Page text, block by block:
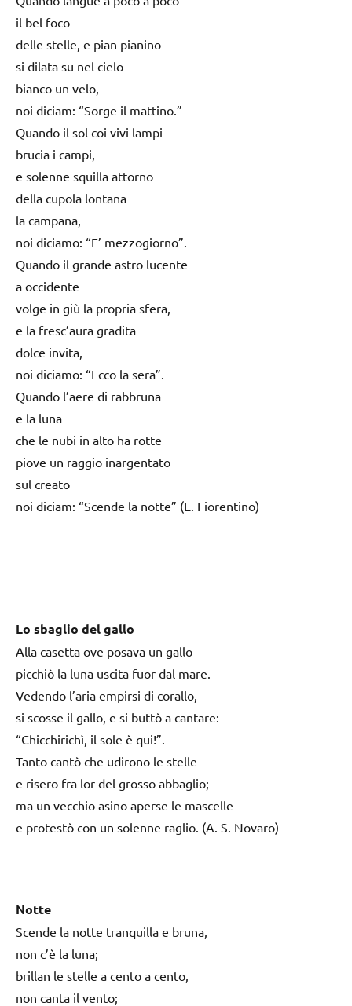
il bel foco
delle stelle, e pian pianino
si dilata su nel cielo
bianco un velo,
noi diciam: “Sorge il mattino.”
Quando il sol coi vivi lampi
brucia i campi,
e solenne squilla attorno
della cupola lontana
la campana,
noi diciamo: “E’ mezzogiorno”.
Quando il grande astro lucente
a occidente
volge in giù la propria sfera,
e la fresc’aura gradita
dolce invita,
noi diciamo: “Ecco la sera”.
Quando l’aere di rabbruna
e la luna
che le nubi in alto ha rotte
piove un raggio inargentato
sul creato
noi diciam: “Scende la notte” (E. Fiorentino)
Lo sbaglio del gallo
Alla casetta ove posava un gallo
picchiò la luna uscita fuor dal mare.
Vedendo l’aria empirsi di corallo,
si scosse il gallo, e si buttò a cantare:
“Chicchirichì, il sole è qui!”.
Tanto cantò che udirono le stelle
e risero fra lor del grosso abbaglio;
ma un vecchio asino aperse le mascelle
e protestò con un solenne raglio. (A. S. Novaro)
Notte
Scende la notte tranquilla e bruna,
non c’è la luna;
brillan le stelle a cento a cento,
non canta il vento;